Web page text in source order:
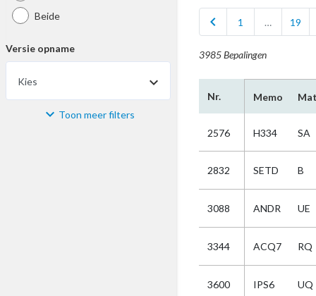
Beide
Versie opname
Kies
Materiaal Toon meer filters
chevron_left 1 … 19
3985 Bepalingen
Nr. Memo
2576 H334 SA
2832 SETD B
3088 ANDR UE
3344 ACQ7 RQ
3600 IPS6 UQ